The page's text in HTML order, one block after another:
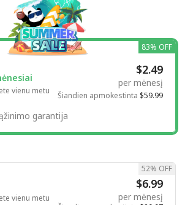
vienu metu
$2.49
per mėnesį
Šiandien apmokestinta $59.99
83% OFF
garantija
vienu metu
$6.99
per mėnesį
52% OFF